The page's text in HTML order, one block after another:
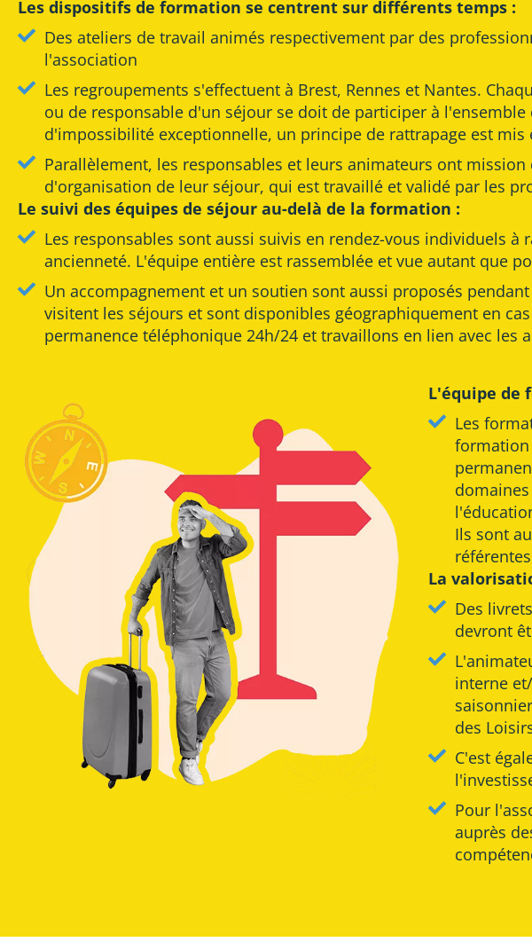
institutionnels, structures d'accueil, etc.)
Compétence : être capable d'animer et de gérer
un séjour de tel ou tel public
justesse d'action et d'accompagnement par la
maîtrise d'un projet
Les dispositifs de formation se centrent sur différents temps :
Des ateliers de travail animés respectivement par des
l'association
Les regroupements s'effectuent à Brest, Rennes et Nantes.
ou de responsable d'un séjour se doit de participer à
d'impossibilité exceptionnelle, un principe de rattrapage est mis
Parallèlement, les responsables et leurs animateurs ont
d'organisation de leur séjour, qui est travaillé et validé par les
Le suivi des équipes de séjour au-delà de la formation :
Les responsables sont aussi suivis en rendez-vous individuels
ancienneté. L'équipe entière est rassemblée et vue autant que
Un accompagnement et un soutien sont aussi proposés
visitent les séjours et sont disponibles géographiquement en
permanence téléphonique 24h/24 et travaillons en lien avec les
L'équipe de
Les
formation
Ils sont
La
Des
devront
interne
des
C'est
Pour
auprès